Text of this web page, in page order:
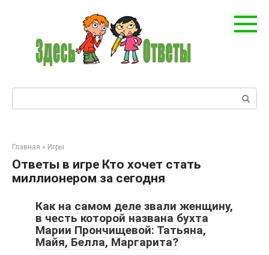
Поиск:
Главная » Игры
Ответы в игре Кто хочет стать
миллионером за сегодня
Как на самом деле звали женщину,
в честь которой названа бухта
Марии Прончищевой: Татьяна,
Майя, Белла, Маргарита?